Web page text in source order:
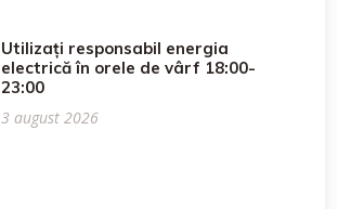
Utilizați responsabil energia
electrică în orele de vârf 18:00-
23:00
3 august 2026